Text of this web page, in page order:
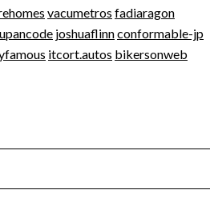
vacumetros fadiaragon
joshuaflinnconformable-jp
itcort.autos bikersonweb